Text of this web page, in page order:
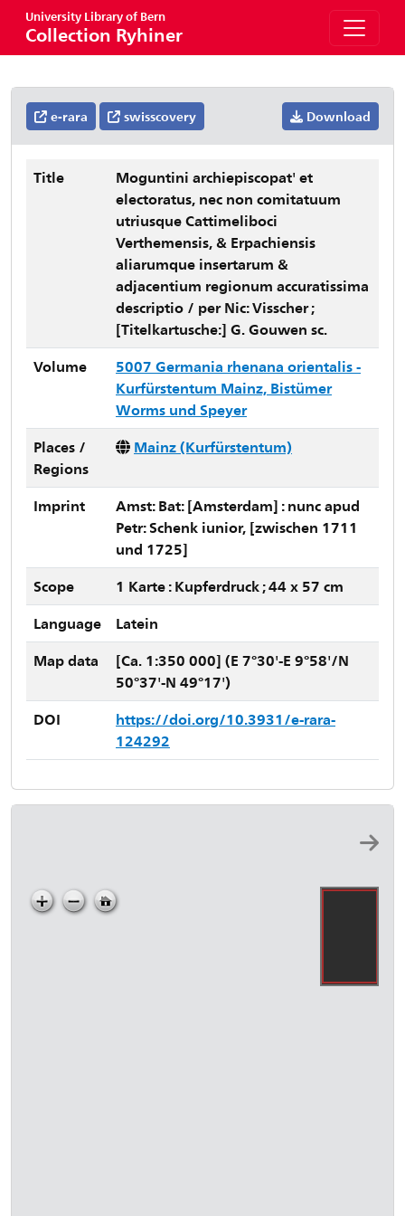
University Library of Bern
Collection Ryhiner
e-rara swisscovery Download
Title
Moguntini archiepiscopat' et
electoratus, nec non comitatuum
utriusque Cattimeliboci
Verthemensis, & Erpachiensis
aliarumque insertarum &
adjacentium regionum accuratissima
descriptio / per Nic: Visscher ;
[Titelkartusche:] G. Gouwen sc.
Volume
5007 Germania rhenana orientalis -
Kurfürstentum Mainz, Bistümer
Worms und Speyer
Places /
Regions
Mainz (Kurfürstentum)
Imprint
Amst: Bat: [Amsterdam] : nunc apud
Petr: Schenk iunior, [zwischen 1711
und 1725]
Scope
1 Karte : Kupferdruck ; 44 x 57 cm
Language
Latein
Map data
[Ca. 1:350 000] (E 7°30'-E 9°58'/N
50°37'-N 49°17')
DOI
https://doi.org/10.3931/e-rara-
124292